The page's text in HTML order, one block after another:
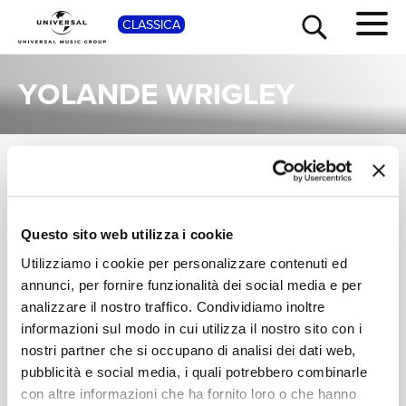
Questo sito web utilizza i cookie
Utilizziamo i cookie per personalizzare contenuti ed
annunci, per fornire funzionalità dei social media e per
analizzare il nostro traffico. Condividiamo inoltre
informazioni sul modo in cui utilizza il nostro sito con i
nostri partner che si occupano di analisi dei dati web,
pubblicità e social media, i quali potrebbero combinarle
con altre informazioni che ha fornito loro o che hanno
CLASSICA
YOLANDE WRIGLEY
BERNARD GREGOR-
SMITH, YOLANDE
WRIGLEY
Cello Romance
Digitale
BERNARD GREGOR-
WRIGLEY
Bax: The Complete
Works for Cello &
Piano
Digitale
SHOP
TOUR
NEWS
RICERCA
CHI SIAMO
CONTATTI